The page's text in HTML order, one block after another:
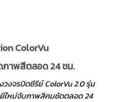
ColorVu
าพสีตลอด 24 ชม.
งจรปิดซีรีย์ ColorVu 2.0 รุ่น
ยีใหม่จับภาพสีคมชัดตลอด 24